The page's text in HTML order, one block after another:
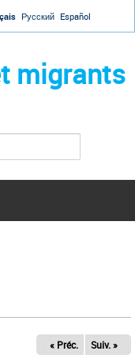
Русский Español
migrants
« Préc. Suiv. »